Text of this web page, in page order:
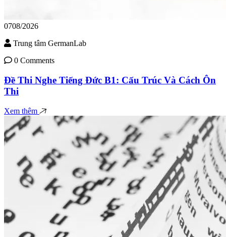
0708/2026
Trung tâm GermanLab
0 Comments
Đề Thi Nghe Tiếng Đức B1: Cấu Trúc Và Cách Ôn
Thi
Xem thêm